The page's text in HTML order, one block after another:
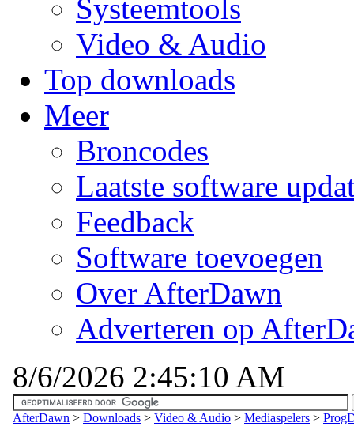
Systeemtools
Video & Audio
Top downloads
Meer
Broncodes
Laatste software
Feedback
Software toevoegen
Over AfterDawn
Adverteren op
8/6/2026 2:45:10 AM
AfterDawn > Downloads > Video & Audio > Mediaspelers >